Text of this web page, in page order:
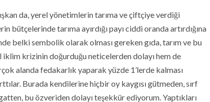
da, yerel yönetimlerin tarıma ve çiftçiye verdiği
tarıma ayırdığı payı ciddi oranda artırdığına
belki sembolik olarak olması gereken gıda, tarım ve bu
krizinin doğurduğu neticelerden dolayı hem de
alanda fedakarlık yaparak yüzde 1’lerde kalması
​Burada kendilerine hiçbir oy kaygısı gütmeden, sırf
bu özveriden dolayı teşekkür ediyorum. Yaptıkları